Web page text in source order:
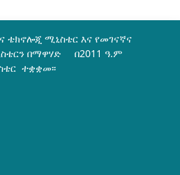
ቴክኖሎጂ ሚኒስቴር እና የመገናኛና
በማዋሃድ በ2011 ዓ.ም
ተቋቋመ፡፡